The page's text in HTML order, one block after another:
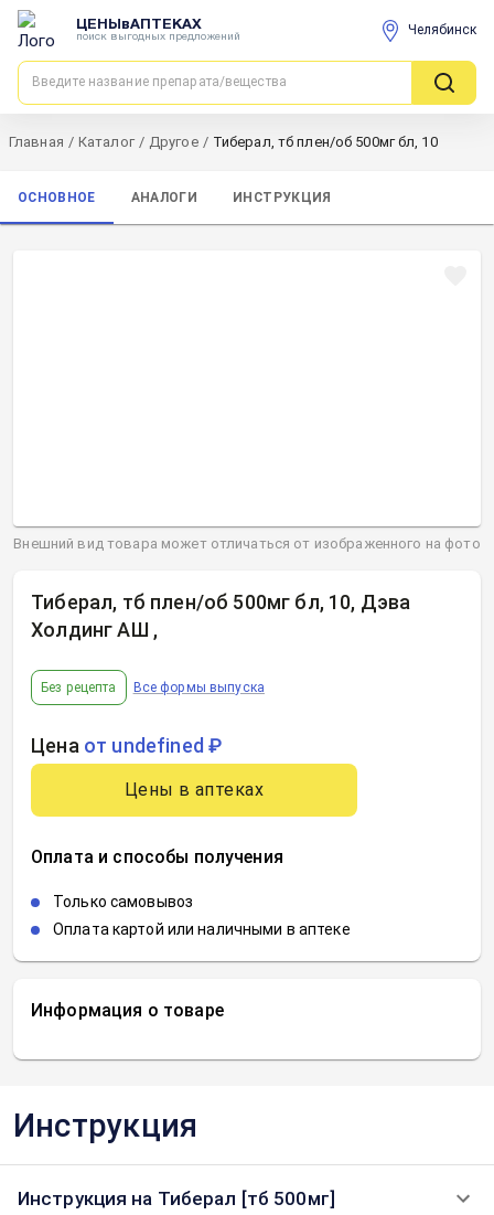
ЦЕНЫвАПТЕКАХ
поиск выгодных предложений Челябинск
Главная / Каталог / Другое / Тиберал, тб плен/об 500мг бл, 10
ОСНОВНОЕ АНАЛОГИ ИНСТРУКЦИЯ
Информация о товаре
Тиберал, тб плен/об 500мг бл, 10, Дэва
Холдинг АШ ,
Без рецепта Все формы выпуска
Цена от undefined ₽
Цены в аптеках
Оплата и способы получения
Только самовывоз
Оплата картой или наличными в аптеке
Внешний вид товара может отличаться от изображенного на фото
Инструкция
Инструкция на Тиберал [тб 500мг]